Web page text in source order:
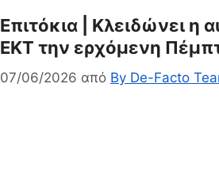
Επιτόκια | Κλειδώνει η
ΕΚΤ την ερχόμενη
07/06/2026 από By De-Facto